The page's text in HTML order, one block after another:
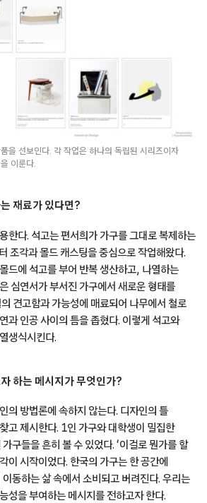
을 선보인다. 각 작업은 하나의 독립된 시리즈이자
이룬다.
재료가 있다면?
한다. 석고는 편서희가 가구를 그대로 복제하는
조각과 몰드 캐스팅을 중심으로 작업해왔다.
드에 석고를 부어 반복 생산하고, 나열하는
심연서가 부서진 가구에서 새로운 형태를
견고함과 가능성에 매료되어 나무에서 철로
과 인공 사이의 틈을 좁혔다. 이렇게 석고와
생식시킨다.
하는 메시지가 무엇인가?
의 방법론에 속하지 않는다. 디자인의 틀
고 제시한다. 1인 가구와 대학생이 밀집한
구들을 흔히 볼 수 있었다. ‘이걸로 뭔가를 할
이 시작이었다. 한국의 가구는 한 공간에
동하는 삶 속에서 소비되고 버려진다. 우리는
성을 부여하는 메시지를 전하고자 한다.